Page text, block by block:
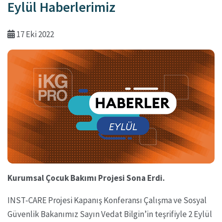
Eylül Haberlerimiz
17 Eki 2022
Kurumsal Çocuk Bakımı Projesi Sona Erdi.
INST-CARE Projesi Kapanış Konferansı Çalışma ve Sosyal
Güvenlik Bakanımız Sayın Vedat Bilgin’in teşrifiyle 2 Eylül